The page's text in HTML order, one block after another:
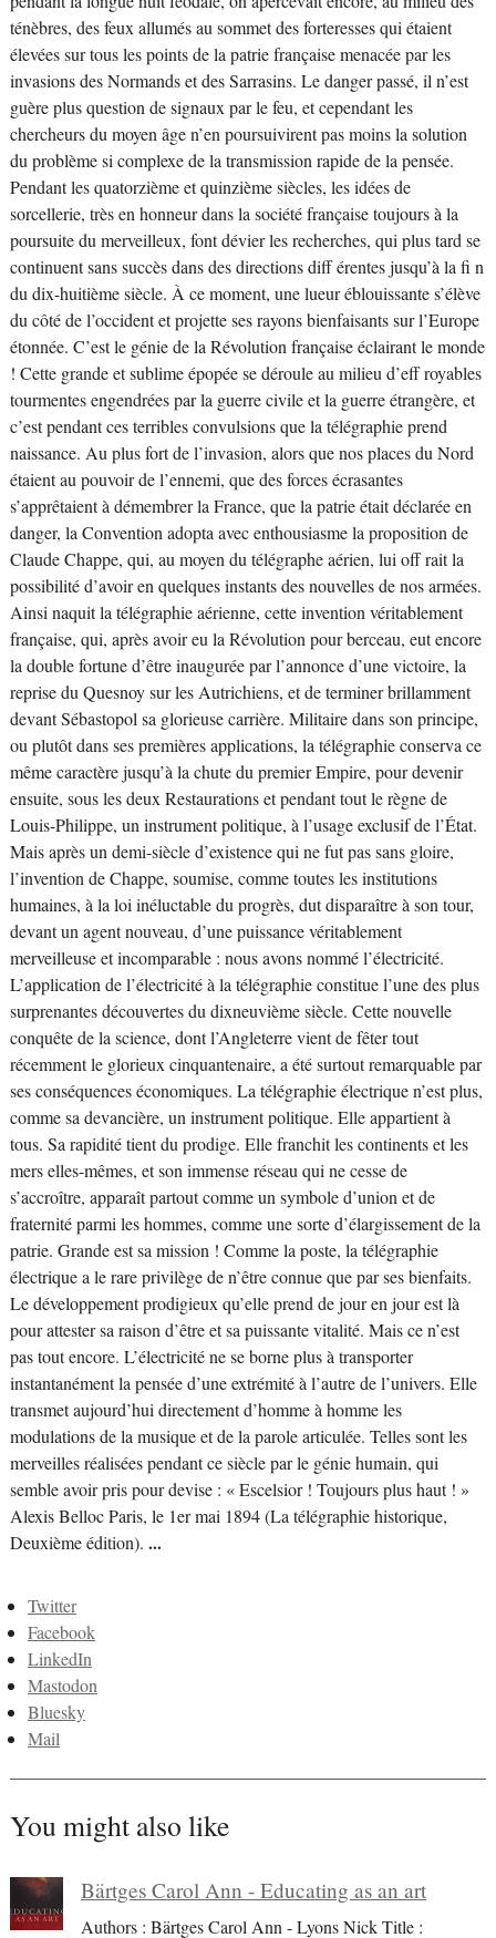
ténèbres, des feux allumés au sommet des forteresses qui étaient
élevées sur tous les points de la patrie française menacée par les
invasions des Normands et des Sarrasins. Le danger passé, il n’est
guère plus question de signaux par le feu, et cependant les
chercheurs du moyen âge n’en poursuivirent pas moins la solution
du problème si complexe de la transmission rapide de la pensée.
Pendant les quatorzième et quinzième siècles, les idées de
sorcellerie, très en honneur dans la société française toujours à la
poursuite du merveilleux, font dévier les recherches, qui plus tard se
continuent sans succès dans des directions diff érentes jusqu’à la fi n
du dix-huitième siècle. À ce moment, une lueur éblouissante s’élève
du côté de l’occident et projette ses rayons bienfaisants sur l’Europe
étonnée. C’est le génie de la Révolution française éclairant le monde
! Cette grande et sublime épopée se déroule au milieu d’eff royables
tourmentes engendrées par la guerre civile et la guerre étrangère, et
c’est pendant ces terribles convulsions que la télégraphie prend
naissance. Au plus fort de l’invasion, alors que nos places du Nord
étaient au pouvoir de l’ennemi, que des forces écrasantes
s’apprêtaient à démembrer la France, que la patrie était déclarée en
danger, la Convention adopta avec enthousiasme la proposition de
Claude Chappe, qui, au moyen du télégraphe aérien, lui off rait la
possibilité d’avoir en quelques instants des nouvelles de nos armées.
Ainsi naquit la télégraphie aérienne, cette invention véritablement
française, qui, après avoir eu la Révolution pour berceau, eut encore
la double fortune d’être inaugurée par l’annonce d’une victoire, la
reprise du Quesnoy sur les Autrichiens, et de terminer brillamment
devant Sébastopol sa glorieuse carrière. Militaire dans son principe,
ou plutôt dans ses premières applications, la télégraphie conserva ce
même caractère jusqu’à la chute du premier Empire, pour devenir
ensuite, sous les deux Restaurations et pendant tout le règne de
Louis-Philippe, un instrument politique, à l’usage exclusif de l’État.
Mais après un demi-siècle d’existence qui ne fut pas sans gloire,
l’invention de Chappe, soumise, comme toutes les institutions
humaines, à la loi inéluctable du progrès, dut disparaître à son tour,
devant un agent nouveau, d’une puissance véritablement
merveilleuse et incomparable : nous avons nommé l’électricité.
L’application de l’électricité à la télégraphie constitue l’une des plus
surprenantes découvertes du dixneuvième siècle. Cette nouvelle
conquête de la science, dont l’Angleterre vient de fêter tout
récemment le glorieux cinquantenaire, a été surtout remarquable par
ses conséquences économiques. La télégraphie électrique n’est plus,
comme sa devancière, un instrument politique. Elle appartient à
tous. Sa rapidité tient du prodige. Elle franchit les continents et les
mers elles-mêmes, et son immense réseau qui ne cesse de
s’accroître, apparaît partout comme un symbole d’union et de
fraternité parmi les hommes, comme une sorte d’élargissement de la
patrie. Grande est sa mission ! Comme la poste, la télégraphie
électrique a le rare privilège de n’être connue que par ses bienfaits.
Le développement prodigieux qu’elle prend de jour en jour est là
pour attester sa raison d’être et sa puissante vitalité. Mais ce n’est
pas tout encore. L’électricité ne se borne plus à transporter
instantanément la pensée d’une extrémité à l’autre de l’univers. Elle
transmet aujourd’hui directement d’homme à homme les
modulations de la musique et de la parole articulée. Telles sont les
merveilles réalisées pendant ce siècle par le génie humain, qui
semble avoir pris pour devise : « Escelsior ! Toujours plus haut ! »
Alexis Belloc Paris, le 1er mai 1894 (La télégraphie historique,
Deuxième édition). ...
Twitter
Facebook
LinkedIn
Mastodon
Bluesky
Mail
You might also like
Bärtges Carol Ann - Educating as an art
Authors : Bärtges Carol Ann - Lyons Nick Title :